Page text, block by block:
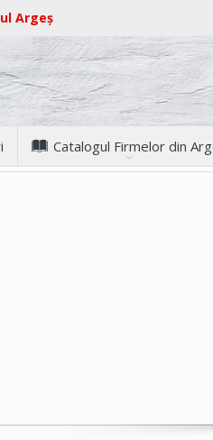
Argeș
Catalogul Firmelor din